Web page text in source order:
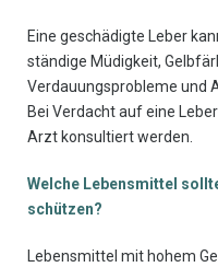
Eine geschädigte Leber
ständige Müdigkeit,
Verdauungsprobleme und
Bei Verdacht auf eine
Arzt konsultiert werden.
Welche Lebensmittel
schützen?
Lebensmittel mit hohem